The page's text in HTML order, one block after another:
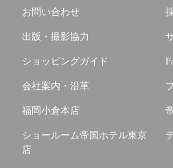
お問い合わせ
出版・撮影協力
ショッピングガイド
会社案内・沿革
福岡小倉本店
ショールーム帝国ホテル東京
店